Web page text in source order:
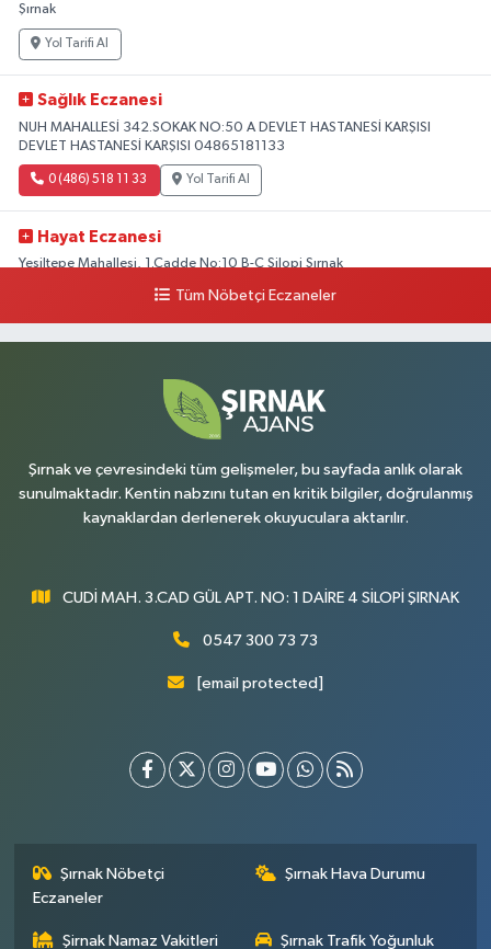
Şırnak
Yol Tarifi Al
Sağlık Eczanesi
NUH MAHALLESİ 342.SOKAK NO:50 A DEVLET HASTANESİ KARŞISI
DEVLET HASTANESİ KARŞISI 04865181133
0 (486) 518 11 33 Yol Tarifi Al
Hayat Eczanesi
Yeşiltepe Mahallesi, 1.Cadde No:10 B-C Silopi Şırnak
Yol Tarifi Al
Yenişehir Mahallesi, 8.Cadde No:53 A Silopi Şırnak
Yol Tarifi Al
Tüm Nöbetçi Eczaneler
Şırnak ve çevresindeki tüm gelişmeler, bu sayfada anlık olarak
sunulmaktadır. Kentin nabzını tutan en kritik bilgiler, doğrulanmış
kaynaklardan derlenerek okuyuculara aktarılır.
CUDİ MAH. 3.CAD GÜL APT. NO: 1 DAİRE 4 SİLOPİ ŞIRNAK
0547 300 73 73
[email protected]
Şırnak Nöbetçi
Eczaneler
Şırnak Hava Durumu
Şirnak Namaz Vakitleri Şırnak Trafik Yoğunluk